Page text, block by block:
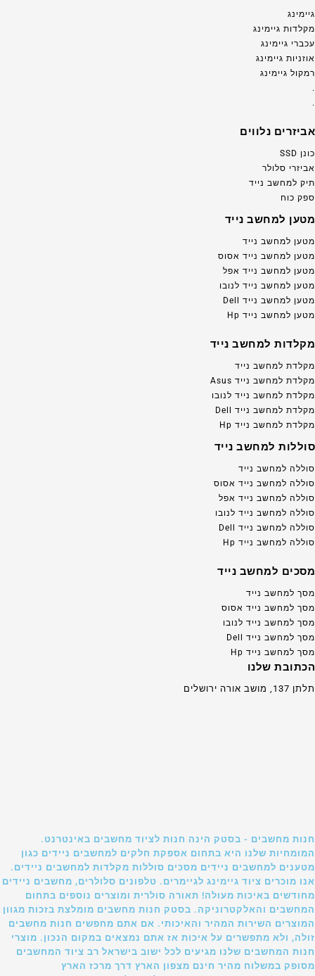
גיימינג
מקלדות גיימינג
עכברי גיימינג
אוזניות גיימינג
רמקול גיימינג
.
.
אביזרים נלווים
כונן SSD
אביזרי סלולר
תיק למחשב נייד
ספק כוח
מטען למחשב נייד
מטען למחשב נייד
מטען למחשב נייד אסוס
מטען למחשב נייד אפל
מטען למחשב נייד לנובו
מטען למחשב נייד Dell
מטען למחשב נייד Hp
מקלדות למחשב נייד
מקלדת למחשב נייד
מקלדת למחשב נייד Asus
מקלדת למחשב נייד לנובו
מקלדת למחשב נייד Dell
מקלדת למחשב נייד Hp
סוללות למחשב נייד
סוללה למחשב נייד
סוללה למחשב נייד אסוס
סוללה למחשב נייד אפל
סוללה למחשב נייד לנובו
סוללה למחשב נייד Dell
סוללה למחשב נייד Hp
מסכים למחשב נייד
מסך למחשב נייד
מסך למחשב נייד אסוס
מסך למחשב נייד לנובו
מסך למחשב נייד Dell
מסך למחשב נייד Hp
הכתובת שלנו
תלתן 137, מושב אורה ירושלים
חנות מחשבים - בסטק הינה חנות לציוד מחשבים באינטרנט.
המומחיות שלנו היא בתחום אספקת חלקים למחשבים ניידים כגון
מטענים למחשבים ניידים מסכים סוללות מקלדות למחשבים ניידים.
אנו מוכרים ציוד גיימינג לגיימרים. טלפונים סלולרים, מחשבים ניידים
מחודשים באיכות מעולה! תאורה סולרית ומוצרים נוספים בתחום
המחשבים והאלקטרוניקה. בסטק חנות מחשבים מומלצת בזכות מגוון
המוצרים השירות המהיר והאיכותי. אם אתם מחפשים חנות מחשבים
זולה, ולא מתפשרים על איכות אז אתם נמצאים במקום הנכון. מוצרי
חנות המחשבים שלנו מגיעים לכל ישוב בישראל רב ציוד המחשבים
מסופק במשלוח מהיר חינם מצפון הארץ דרך מרכז הארץ